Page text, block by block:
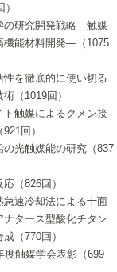
による触媒研究の未来展望
編
応用
クター
を用いた化学プロセスの新
討論会
ベルでみた新しい表面現象
合触媒の新たな展
製造の触媒技術
討論会
造の触媒技術
触媒技術
製と機能化
が欲しい
討論会
術雑誌/情報
みた触媒化学の現状と未
イオプロセス
利用の触媒化学
ける新しい切り口：コン
ストリー
討論会特集号
る触媒研究のブレークスル
触媒として使ってみません
論会
ミクス
しろさをどのように伝える
討論会
媒の新しい展開
と機能性を目指した金属
?-特異な空間とその利用-
討論会
応最前線
料の新展開
論を考える
材料と触媒
NMRの応用と展望
）
の提言/創立40周年記念・触
の歩みとこれから/創立40周
討論会
学へのさそい
制御と予測
ロセスと触媒
討論会
の化学
今
一系触媒反応-その特徴と
討論会
触媒の実用化研究
場を目指した触媒調製
術の新しい展開
討論会
界
）
と触媒作用/C1化学を中心と
媒
クメダル:金・銀・銅はどん
か
ける機能の複合化
！若手研究者
論会
クな領域への触媒研究の展
とする21世紀への触媒
）
カルズと固体触媒
討論会
用した触媒
クル
換触媒
討論会
新しい展開
ラス・クリスタル触媒の
）
触媒
討論会
討論会
）
発マニュアル―探索から工
論会
うらおもて―着想と展開
寿命の予測
い触媒
）
与えたこの研究
討論会
合成触媒―新しい展開と応
）
ス開発マニュアル―探索か
知っておきたいこと PartII
討論会
）
けて触媒研究の飛躍をめざ
野を広げよう
論会
）
応設計・材料設計
）
）
の研究開発戦略―触媒
機能材料開発―（1075
性を徹底的に使い切る
（1019回）
ト触媒によるクメン接
回）
の光触媒能の研究（837
（826回）
急速冷却法による十面
ナタース型酸化チタン
（770回）
度触媒学会表彰（699